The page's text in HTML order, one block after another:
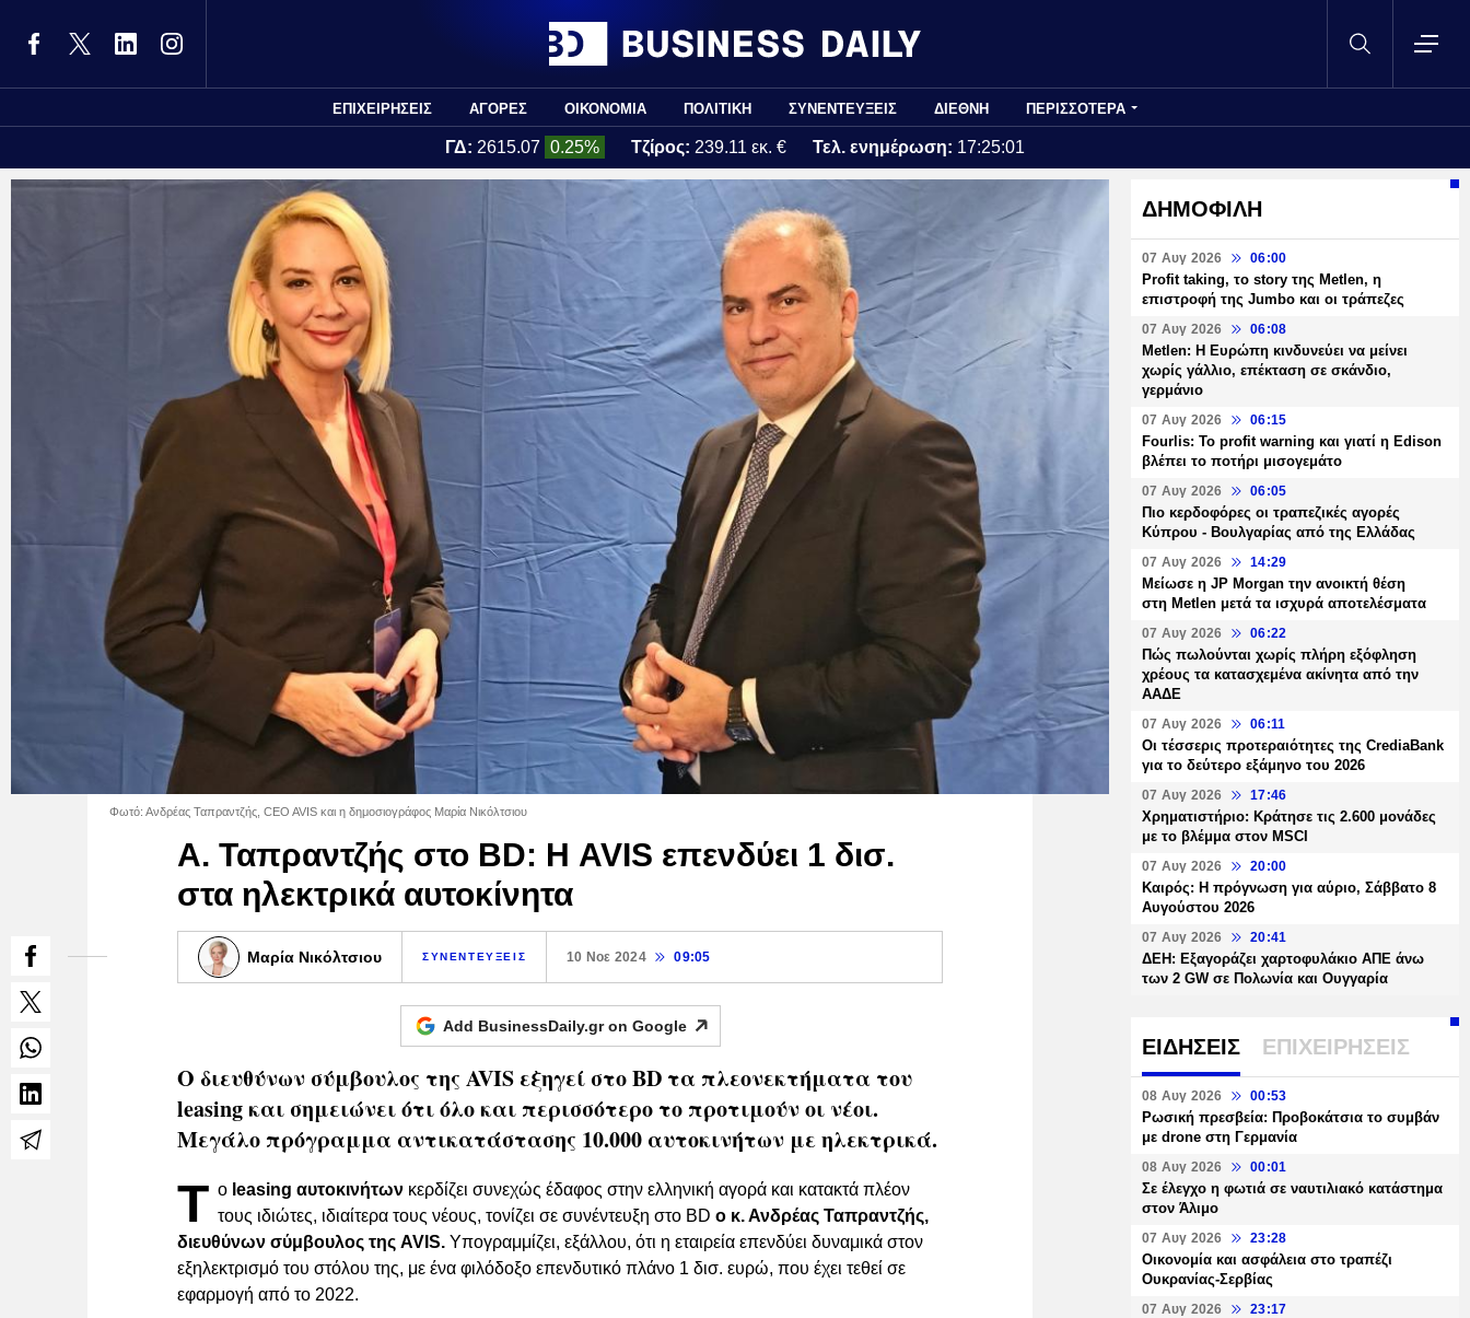
ΕΠΙΧΕΙΡΗΣΕΙΣ ΑΓΟΡΕΣ ΟΙΚΟΝΟΜΙΑ ΠΟΛΙΤΙΚΗ ΣΥΝΕΝΤΕΥΞΕΙΣ ΔΙΕΘΝΗ ΠΕΡΙΣΣΟΤΕΡΑ
ΓΔ: 2615.07 0.25% Τζίρος: 239.11 εκ. € Τελ. ενημέρωση: 17:25:01
Φωτό: Ανδρέας Ταπραντζής, CEO AVIS και η δημοσιογράφος Μαρία Νικόλτσιου
Α. Ταπραντζής στο BD: Η AVIS επενδύει 1 δισ.
στα ηλεκτρικά αυτοκίνητα
Μαρία Νικόλτσιου ΣΥΝΕΝΤΕΥΞΕΙΣ 10 Νοε 2024 09:05
Add BusinessDaily.gr on Google
Ο διευθύνων σύμβουλος της AVIS εξηγεί στο BD τα πλεονεκτήματα του
leasing και σημειώνει ότι όλο και περισσότερο το προτιμούν οι νέοι.
Μεγάλο πρόγραμμα αντικατάστασης 10.000 αυτοκινήτων με ηλεκτρικά.
Τ ο leasing αυτοκινήτων κερδίζει συνεχώς έδαφος στην ελληνική αγορά και κατακτά πλέον
τους ιδιώτες, ιδιαίτερα τους νέους, τονίζει σε συνέντευξη στο BD ο κ. Ανδρέας Ταπραντζής,
διευθύνων σύμβουλος της AVIS. Υπογραμμίζει, εξάλλου, ότι η εταιρεία επενδύει δυναμικά στον
εξηλεκτρισμό του στόλου της, με ένα φιλόδοξο επενδυτικό πλάνο 1 δισ. ευρώ, που έχει τεθεί σε
εφαρμογή από το 2022.
ΔΗΜΟΦΙΛΗ
07 Αυγ 2026 06:00
Profit taking, το story της Metlen, η
επιστροφή της Jumbo και οι τράπεζες
07 Αυγ 2026 06:08
Metlen: Η Ευρώπη κινδυνεύει να μείνει
χωρίς γάλλιο, επέκταση σε σκάνδιο,
γερμάνιο
07 Αυγ 2026 06:15
Fourlis: Το profit warning και γιατί η Edison
βλέπει το ποτήρι μισογεμάτο
07 Αυγ 2026 06:05
Πιο κερδοφόρες οι τραπεζικές αγορές
Κύπρου - Βουλγαρίας από της Ελλάδας
07 Αυγ 2026 14:29
Μείωσε η JP Morgan την ανοικτή θέση
στη Metlen μετά τα ισχυρά αποτελέσματα
07 Αυγ 2026 06:22
Πώς πωλούνται χωρίς πλήρη εξόφληση
χρέους τα κατασχεμένα ακίνητα από την
ΑΑΔΕ
07 Αυγ 2026 06:11
Οι τέσσερις προτεραιότητες της CrediaBank
για το δεύτερο εξάμηνο του 2026
07 Αυγ 2026 17:46
Χρηματιστήριο: Κράτησε τις 2.600 μονάδες
με το βλέμμα στον MSCI
07 Αυγ 2026 20:00
Καιρός: Η πρόγνωση για αύριο, Σάββατο 8
Αυγούστου 2026
07 Αυγ 2026 20:41
ΔΕΗ: Εξαγοράζει χαρτοφυλάκιο ΑΠΕ άνω
των 2 GW σε Πολωνία και Ουγγαρία
ΕΙΔΗΣΕΙΣ ΕΠΙΧΕΙΡΗΣΕΙΣ
08 Αυγ 2026 00:53
Ρωσική πρεσβεία: Προβοκάτσια το συμβάν
με drone στη Γερμανία
08 Αυγ 2026 00:01
Σε έλεγχο η φωτιά σε ναυτιλιακό κατάστημα
στον Άλιμο
07 Αυγ 2026 23:28
Οικονομία και ασφάλεια στο τραπέζι
Ουκρανίας-Σερβίας
07 Αυγ 2026 23:17